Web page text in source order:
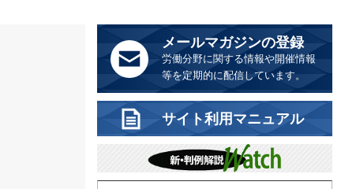
メールマガジンの登録
労働分野に関する情報や開催情報
等を定期的に配信しています。
サイト利用マニュアル